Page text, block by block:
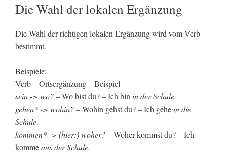
Die Wahl der lokalen Ergänzung
Die Wahl der richtigen lokalen Ergänzung wird vom Verb
bestimmt.
Beispiele:
Verb – Ortsergänzung – Beispiel
sein -> wo?– Wo bist du? – Ich bin in der Schule.
gehen* -> wohin?– Wohin gehst du? – Ich gehe in die
Schule.
kommen* -> (hier:) woher?– Woher kommst du? – Ich
kommeaus der Schule.